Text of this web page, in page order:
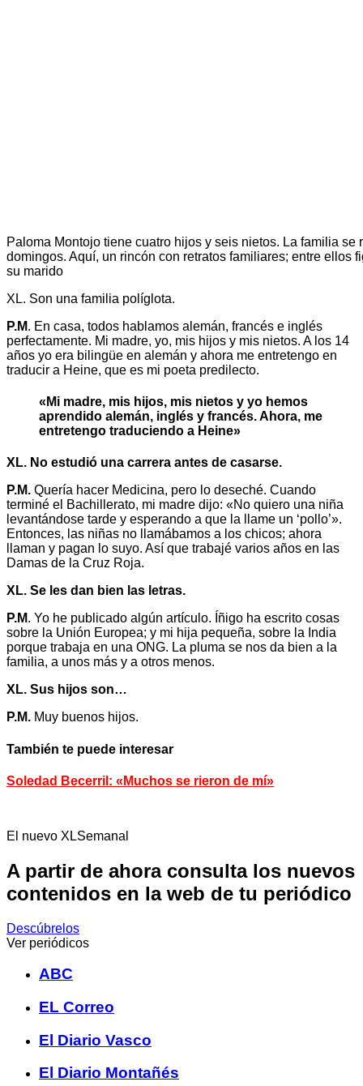
Paloma Montojo tiene cuatro hijos y seis nietos. La familia se
domingos. Aquí, un rincón con retratos familiares; entre ellos
su marido
XL. Son una familia políglota.
P.M. En casa, todos hablamos alemán, francés e inglés
perfectamente. Mi madre, yo, mis hijos y mis nietos. A los 14
años yo era bilingüe en alemán y ahora me entretengo en
traducir a Heine, que es mi poeta predilecto.
«Mi madre, mis hijos, mis nietos y yo hemos
aprendido alemán, inglés y francés. Ahora, me
entretengo traduciendo a Heine»
XL. No estudió una carrera antes de casarse.
P.M. Quería hacer Medicina, pero lo deseché. Cuando
terminé el Bachillerato, mi madre dijo: «No quiero una niña
levantándose tarde y esperando a que la llame un ‘pollo’».
Entonces, las niñas no llamábamos a los chicos; ahora
llaman y pagan lo suyo. Así que trabajé varios años en las
Damas de la Cruz Roja.
XL. Se les dan bien las letras.
P.M. Yo he publicado algún artículo. Íñigo ha escrito cosas
sobre la Unión Europea; y mi hija pequeña, sobre la India
porque trabaja en una ONG. La pluma se nos da bien a la
familia, a unos más y a otros menos.
XL. Sus hijos son…
P.M. Muy buenos hijos.
También te puede interesar
Soledad Becerril: «Muchos se rieron de mí»
El nuevo XLSemanal
A partir de ahora consulta los nuevos
contenidos en la web de tu periódico
Descúbrelos
Ver periódicos
ABC
EL Correo
El Diario Vasco
El Diario Montañés